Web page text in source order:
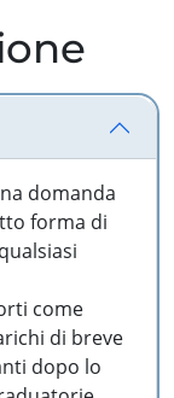
domanda
forma di
come
di breve
dopo lo